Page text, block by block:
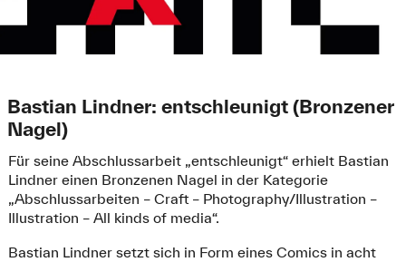
Bastian Lindner: entschleunigt (Bronzener
Nagel)
Für seine Abschlussarbeit „entschleunigt“ erhielt Bastian
Lindner einen Bronzenen Nagel in der Kategorie
„Abschlussarbeiten – Craft – Photography/Illustration –
Illustration – All kinds of media“.
Bastian Lindner setzt sich in Form eines Comics in acht